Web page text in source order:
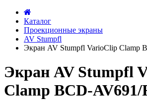
Каталог
Проекционные экраны
AV Stumpfl
Экран AV Stumpfl VarioClip Clamp
Экран AV Stumpfl
Clamp BCD-AV691/